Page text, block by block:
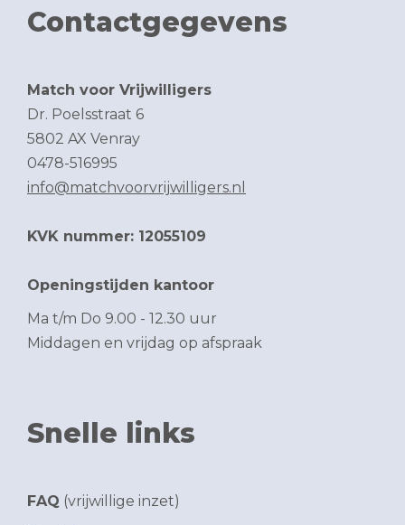
Contactgegevens
Match voor Vrijwilligers
Dr. Poelsstraat 6
5802 AX Venray
0478-516995
info@matchvoorvrijwilligers.nl
KVK nummer: 12055109
Openingstijden kantoor
Ma t/m Do 9.00 - 12.30 uur
Middagen en vrijdag op afspraak
Snelle links
FAQ (vrijwillige inzet)